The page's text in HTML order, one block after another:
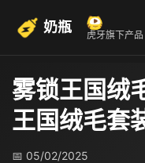
奶瓶 虎牙旗下产品
雾锁王国绒
王国绒毛套
📅 05/02/2025